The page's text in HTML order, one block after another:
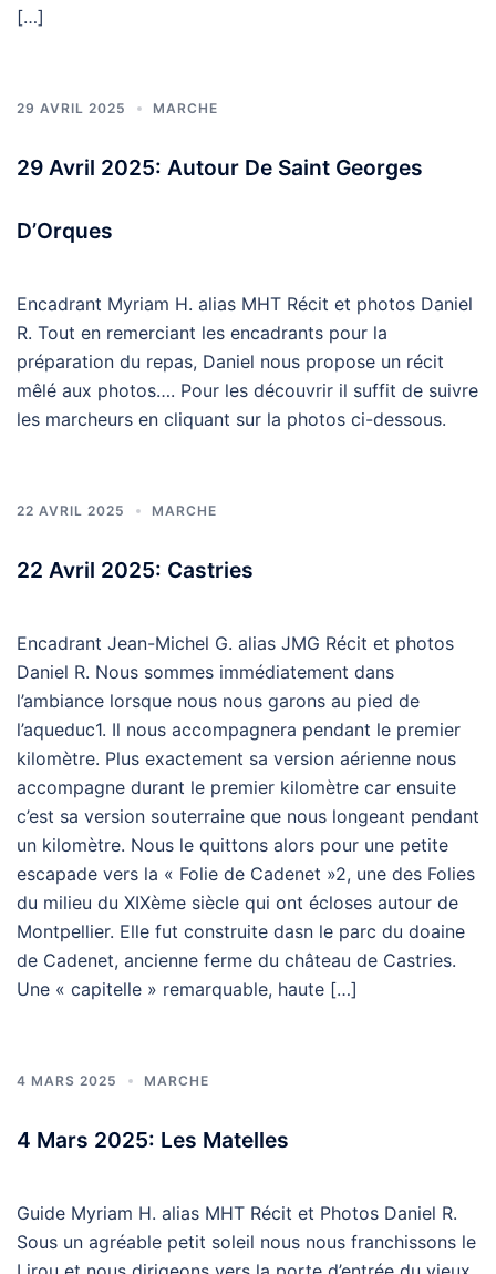
[…]
29 AVRIL 2025 MARCHE
29 Avril 2025: Autour De Saint Georges
D’Orques
Encadrant Myriam H. alias MHT Récit et photos Daniel
R. Tout en remerciant les encadrants pour la
préparation du repas, Daniel nous propose un récit
mêlé aux photos…. Pour les découvrir il suffit de suivre
les marcheurs en cliquant sur la photos ci-dessous.
22 AVRIL 2025 MARCHE
22 Avril 2025: Castries
Encadrant Jean-Michel G. alias JMG Récit et photos
Daniel R. Nous sommes immédiatement dans
l’ambiance lorsque nous nous garons au pied de
l’aqueduc1. Il nous accompagnera pendant le premier
kilomètre. Plus exactement sa version aérienne nous
accompagne durant le premier kilomètre car ensuite
c’est sa version souterraine que nous longeant pendant
un kilomètre. Nous le quittons alors pour une petite
escapade vers la « Folie de Cadenet »2, une des Folies
du milieu du XIXème siècle qui ont écloses autour de
Montpellier. Elle fut construite dasn le parc du doaine
de Cadenet, ancienne ferme du château de Castries.
Une « capitelle » remarquable, haute […]
4 MARS 2025 MARCHE
4 Mars 2025: Les Matelles
Guide Myriam H. alias MHT Récit et Photos Daniel R.
Sous un agréable petit soleil nous nous franchissons le